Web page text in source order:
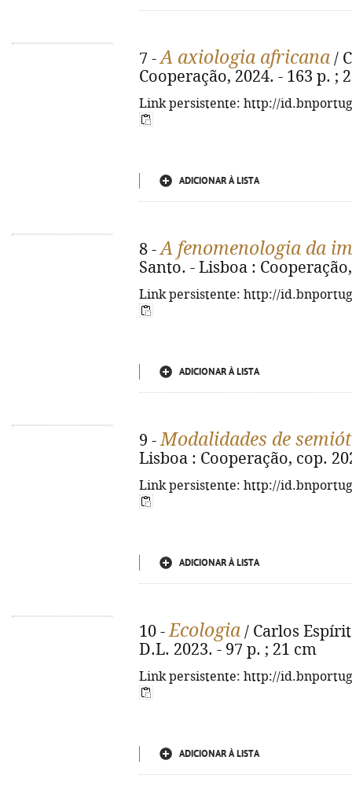
7 -A axiologia africana /
Cooperação, 2024. - 163 p. ;
Link persistente: http://
ADICIONAR À LISTA
8 -A fenomenologia da
Santo. - Lisboa :
Link persistente: http://
ADICIONAR À LISTA
9 -Modalidades de
Lisboa : Cooperação, cop.
Link persistente: http://
ADICIONAR À LISTA
10 -Ecologia / Carlos
D.L. 2023. - 97 p. ; 21 cm
Link persistente: http://
ADICIONAR À LISTA